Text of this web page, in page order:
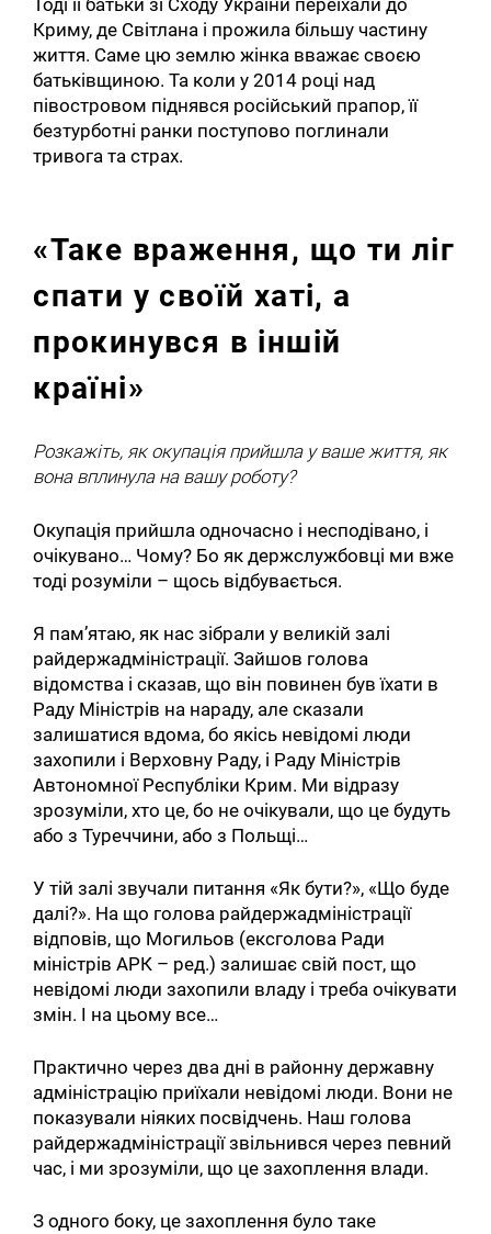
Криму, де Світлана і прожила більшу частину
життя. Саме цю землю жінка вважає своєю
батьківщиною. Та коли у 2014 році над
півостровом піднявся російський прапор, її
безтурботні ранки поступово поглинали
тривога та страх.
«Таке враження, що ти ліг
спати у своїй хаті, а
прокинувся в іншій
країні»
Розкажіть, як окупація прийшла у ваше життя, як
вона вплинула на вашу роботу?
Окупація прийшла одночасно і несподівано, і
очікувано… Чому? Бо як держслужбовці ми вже
тоді розуміли – щось відбувається.
Я пам’ятаю, як нас зібрали у великій залі
райдержадміністрації. Зайшов голова
відомства і сказав, що він повинен був їхати в
Раду Міністрів на нараду, але сказали
залишатися вдома, бо якісь невідомі люди
захопили і Верховну Раду, і Раду Міністрів
Автономної Республіки Крим. Ми відразу
зрозуміли, хто це, бо не очікували, що це будуть
або з Туреччини, або з Польщі…
У тій залі звучали питання «Як бути?», «Що буде
далі?». На що голова райдержадміністрації
відповів, що Могильов (ексголова Ради
міністрів АРК – ред.) залишає свій пост, що
невідомі люди захопили владу і треба очікувати
змін. І на цьому все…
Практично через два дні в районну державну
адміністрацію приїхали невідомі люди. Вони не
показували ніяких посвідчень. Наш голова
райдержадміністрації звільнився через певний
час, і ми зрозуміли, що це захоплення влади.
З одного боку, це захоплення було таке